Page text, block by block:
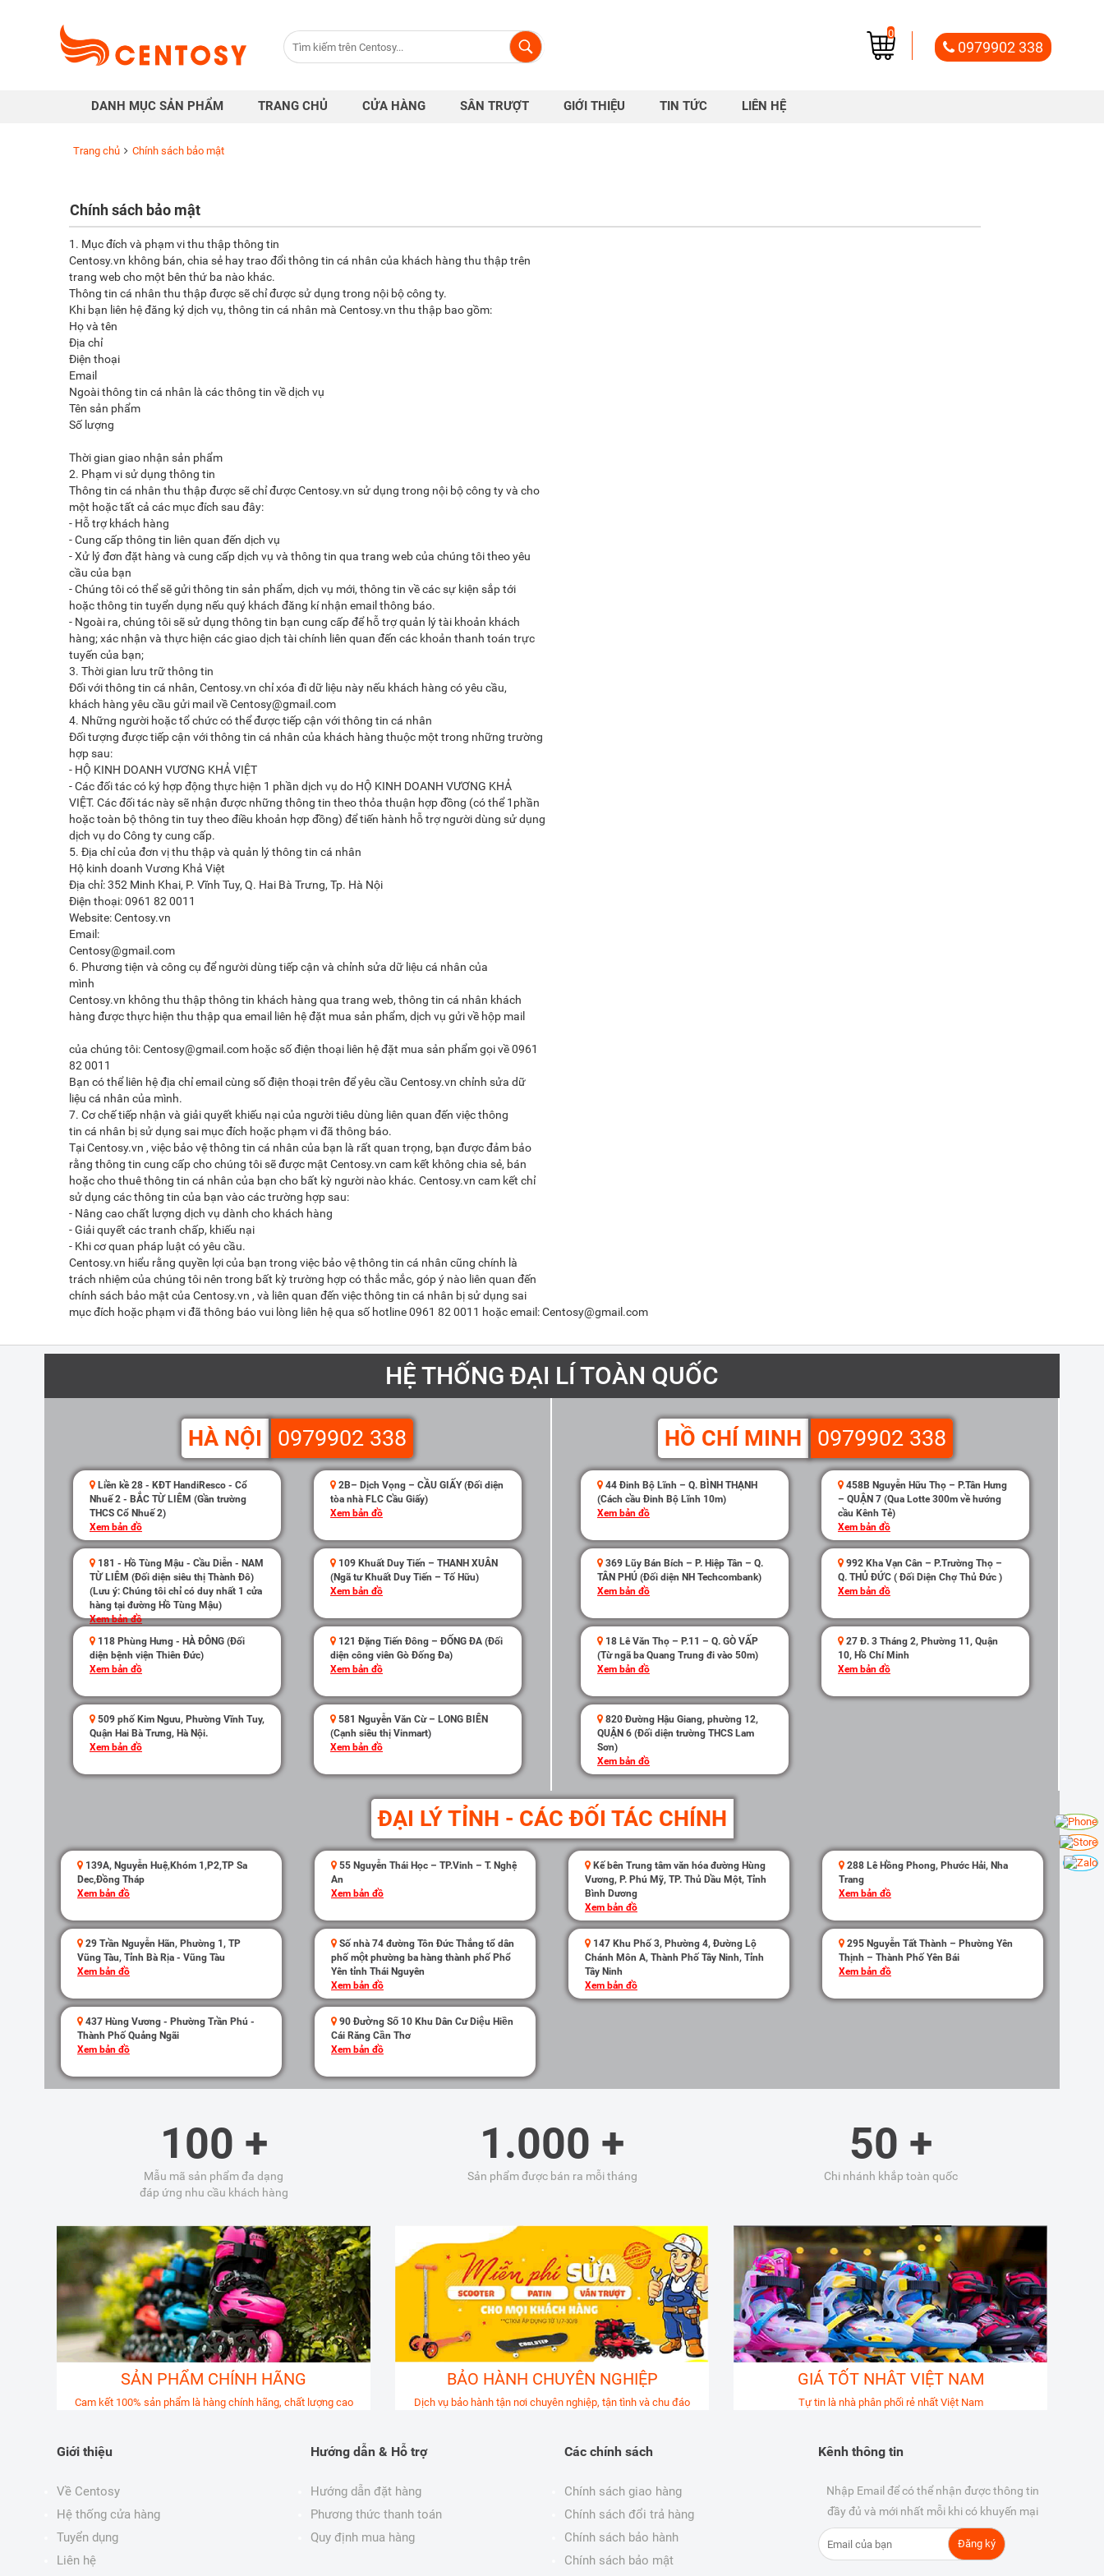
0
0979902 338
DANH MỤC SẢN PHẨM TRANG CHỦ CỬA HÀNG SÂN TRƯỢT GIỚI THIỆU TIN TỨC LIÊN HỆ
Trang chủ Chính sách bảo mật
Chính sách bảo mật
1. Mục đích và phạm vi thu thập thông tin
Centosy.vn không bán, chia sẻ hay trao đổi thông tin cá nhân của khách hàng thu thập trên
trang web cho một bên thứ ba nào khác.
Thông tin cá nhân thu thập được sẽ chỉ được sử dụng trong nội bộ công ty.
Khi bạn liên hệ đăng ký dịch vụ, thông tin cá nhân mà Centosy.vn thu thập bao gồm:
Họ và tên
Địa chỉ
Điện thoại
Email
Ngoài thông tin cá nhân là các thông tin về dịch vụ
Tên sản phẩm
Số lượng
Thời gian giao nhận sản phẩm
2. Phạm vi sử dụng thông tin
Thông tin cá nhân thu thập được sẽ chỉ được Centosy.vn sử dụng trong nội bộ công ty và cho
một hoặc tất cả các mục đích sau đây:
- Hỗ trợ khách hàng
- Cung cấp thông tin liên quan đến dịch vụ
- Xử lý đơn đặt hàng và cung cấp dịch vụ và thông tin qua trang web của chúng tôi theo yêu
cầu của bạn
- Chúng tôi có thể sẽ gửi thông tin sản phẩm, dịch vụ mới, thông tin về các sự kiện sắp tới
hoặc thông tin tuyển dụng nếu quý khách đăng kí nhận email thông báo.
- Ngoài ra, chúng tôi sẽ sử dụng thông tin bạn cung cấp để hỗ trợ quản lý tài khoản khách
hàng; xác nhận và thực hiện các giao dịch tài chính liên quan đến các khoản thanh toán trực
tuyến của bạn;
3. Thời gian lưu trữ thông tin
Đối với thông tin cá nhân, Centosy.vn chỉ xóa đi dữ liệu này nếu khách hàng có yêu cầu,
khách hàng yêu cầu gửi mail về Centosy@gmail.com
4. Những người hoặc tổ chức có thể được tiếp cận với thông tin cá nhân
Đối tượng được tiếp cận với thông tin cá nhân của khách hàng thuộc một trong những trường
hợp sau:
- HỘ KINH DOANH VƯƠNG KHẢ VIỆT
- Các đối tác có ký hợp động thực hiện 1 phần dịch vụ do HỘ KINH DOANH VƯƠNG KHẢ
VIỆT. Các đối tác này sẽ nhận được những thông tin theo thỏa thuận hợp đồng (có thể 1phần
hoặc toàn bộ thông tin tuy theo điều khoản hợp đồng) để tiến hành hỗ trợ người dùng sử dụng
dịch vụ do Công ty cung cấp.
5. Địa chỉ của đơn vị thu thập và quản lý thông tin cá nhân
Hộ kinh doanh Vương Khả Việt
Địa chỉ: 352 Minh Khai, P. Vĩnh Tuy, Q. Hai Bà Trưng, Tp. Hà Nội
Điện thoại: 0961 82 0011
Website: Centosy.vn
Email:
Centosy@gmail.com
6. Phương tiện và công cụ để người dùng tiếp cận và chỉnh sửa dữ liệu cá nhân của
mình
Centosy.vn không thu thập thông tin khách hàng qua trang web, thông tin cá nhân khách
hàng được thực hiện thu thập qua email liên hệ đặt mua sản phẩm, dịch vụ gửi về hộp mail
của chúng tôi: Centosy@gmail.com hoặc số điện thoại liên hệ đặt mua sản phẩm gọi về 0961
82 0011
Bạn có thể liên hệ địa chỉ email cùng số điện thoại trên để yêu cầu Centosy.vn chỉnh sửa dữ
liệu cá nhân của mình.
7. Cơ chế tiếp nhận và giải quyết khiếu nại của người tiêu dùng liên quan đến việc thông
tin cá nhân bị sử dụng sai mục đích hoặc phạm vi đã thông báo.
Tại Centosy.vn , việc bảo vệ thông tin cá nhân của bạn là rất quan trọng, bạn được đảm bảo
rằng thông tin cung cấp cho chúng tôi sẽ được mật Centosy.vn cam kết không chia sẻ, bán
hoặc cho thuê thông tin cá nhân của bạn cho bất kỳ người nào khác. Centosy.vn cam kết chỉ
sử dụng các thông tin của bạn vào các trường hợp sau:
- Nâng cao chất lượng dịch vụ dành cho khách hàng
- Giải quyết các tranh chấp, khiếu nại
- Khi cơ quan pháp luật có yêu cầu.
Centosy.vn hiểu rằng quyền lợi của bạn trong việc bảo vệ thông tin cá nhân cũng chính là
trách nhiệm của chúng tôi nên trong bất kỳ trường hợp có thắc mắc, góp ý nào liên quan đến
chính sách bảo mật của Centosy.vn , và liên quan đến việc thông tin cá nhân bị sử dụng sai
mục đích hoặc phạm vi đã thông báo vui lòng liên hệ qua số hotline 0961 82 0011 hoặc email: Centosy@gmail.com
HỆ THỐNG ĐẠI LÍ TOÀN QUỐC
HÀ NỘI 0979902 338
Liền kề 28 - KĐT HandiResco - Cổ
Nhuế 2 - BẮC TỪ LIÊM (Gần trường
THCS Cổ Nhuế 2)
Xem bản đồ
2B– Dịch Vọng – CẦU GIẤY (Đối diện
tòa nhà FLC Cầu Giấy)
Xem bản đồ
181 - Hồ Tùng Mậu - Cầu Diễn - NAM
TỪ LIÊM (Đối diện siêu thị Thành Đô)
(Lưu ý: Chúng tôi chỉ có duy nhất 1 cửa
hàng tại đường Hồ Tùng Mậu)
Xem bản đồ
109 Khuất Duy Tiến – THANH XUÂN
(Ngã tư Khuất Duy Tiến – Tố Hữu)
Xem bản đồ
118 Phùng Hưng - HÀ ĐÔNG (Đối
diện bệnh viện Thiên Đức)
Xem bản đồ
121 Đặng Tiến Đông – ĐỐNG ĐA (Đối
diện công viên Gò Đống Đa)
Xem bản đồ
509 phố Kim Ngưu, Phường Vĩnh Tuy,
Quận Hai Bà Trưng, Hà Nội.
Xem bản đồ
581 Nguyễn Văn Cừ – LONG BIÊN
(Cạnh siêu thị Vinmart)
Xem bản đồ
HỒ CHÍ MINH 0979902 338
44 Đinh Bộ Lĩnh – Q. BÌNH THẠNH
(Cách cầu Đinh Bộ Lĩnh 10m)
Xem bản đồ
458B Nguyễn Hữu Thọ – P.Tân Hưng
– QUẬN 7 (Qua Lotte 300m về hướng
cầu Kênh Tẻ)
Xem bản đồ
369 Lũy Bán Bích – P. Hiệp Tân – Q.
TÂN PHÚ (Đối diện NH Techcombank)
Xem bản đồ
992 Kha Vạn Cân – P.Trường Thọ –
Q. THỦ ĐỨC ( Đối Diện Chợ Thủ Đức )
Xem bản đồ
18 Lê Văn Thọ – P.11 – Q. GÒ VẤP
(Từ ngã ba Quang Trung đi vào 50m)
Xem bản đồ
27 Đ. 3 Tháng 2, Phường 11, Quận
10, Hồ Chí Minh
Xem bản đồ
820 Đường Hậu Giang, phường 12,
QUẬN 6 (Đối diện trường THCS Lam
Sơn)
Xem bản đồ
ĐẠI LÝ TỈNH - CÁC ĐỐI TÁC CHÍNH
139A, Nguyễn Huệ,Khóm 1,P2,TP Sa
Dec,Đồng Tháp
Xem bản đồ
55 Nguyễn Thái Học – TP.Vinh – T. Nghệ
An
Xem bản đồ
Kế bên Trung tâm văn hóa đường Hùng
Vương, P. Phú Mỹ, TP. Thủ Dầu Một, Tỉnh
Bình Dương
Xem bản đồ
288 Lê Hồng Phong, Phước Hải, Nha
Trang
Xem bản đồ
29 Trần Nguyễn Hãn, Phường 1, TP
Vũng Tàu, Tỉnh Bà Rịa - Vũng Tàu
Xem bản đồ
Số nhà 74 đường Tôn Đức Thắng tổ dân
phố một phường ba hàng thành phố Phổ
Yên tỉnh Thái Nguyên
Xem bản đồ
147 Khu Phố 3, Phường 4, Đường Lộ
Chánh Môn A, Thành Phố Tây Ninh, Tỉnh
Tây Ninh
Xem bản đồ
295 Nguyễn Tất Thành – Phường Yên
Thịnh – Thành Phố Yên Bái
Xem bản đồ
437 Hùng Vương - Phường Trần Phú -
Thành Phố Quảng Ngãi
Xem bản đồ
90 Đường Số 10 Khu Dân Cư Diệu Hiền
Cái Răng Cần Thơ
Xem bản đồ
100 +
Mẫu mã sản phẩm đa dạng
đáp ứng nhu cầu khách hàng
1.000 +
Sản phẩm được bán ra mỗi tháng
50 +
Chi nhánh khắp toàn quốc
SẢN PHẨM CHÍNH HÃNG
Cam kết 100% sản phẩm là hàng chính hãng, chất lượng cao
BẢO HÀNH CHUYÊN NGHIỆP
Dịch vụ bảo hành tận nơi chuyên nghiệp, tận tình và chu đáo
GIÁ TỐT NHÂT VIỆT NAM
Tự tin là nhà phân phối rẻ nhất Việt Nam
Giới thiệu
Về Centosy
Hệ thống cửa hàng
Tuyển dụng
Liên hệ
Hướng dẫn & Hỗ trợ
Hướng dẫn đặt hàng
Phương thức thanh toán
Quy định mua hàng
Các chính sách
Chính sách giao hàng
Chính sách đổi trả hàng
Chính sách bảo hành
Chính sách bảo mật
Kênh thông tin
Nhập Email để có thể nhận được thông tin
đầy đủ và mới nhất mỗi khi có khuyến mại